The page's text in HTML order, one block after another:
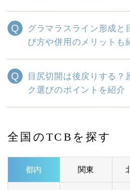
グラマラスライン形成と
び方や併用のメリットも
目尻切開は後戻りする？
ク選びのポイントを紹介
全国のTCBを探す
都内 関東